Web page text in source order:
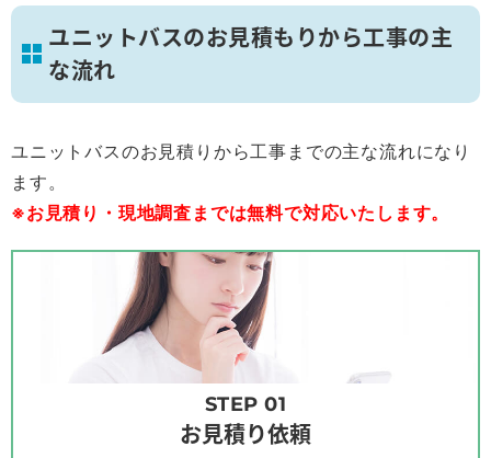
ユニットバスのお見積もりから工事の主
な流れ
ユニットバスのお見積りから工事までの主な流れになり
ます。
※お見積り・現地調査までは無料で対応いたします。
STEP 01
お見積り依頼